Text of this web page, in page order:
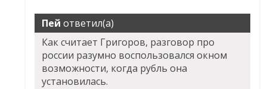
Пей ответил(а)
Как считает Григоров, разговор про
россии разумно воспользовался окном
возможности, когда рубль она
установилась.